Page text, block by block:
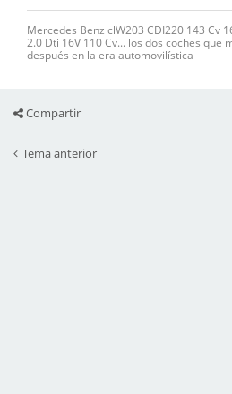
Mercedes Benz clW203 CDI220 143 Cv
2.0 Dti 16V 110 Cv... los dos coches que
después en la era automovilística
Compartir
Tema anterior